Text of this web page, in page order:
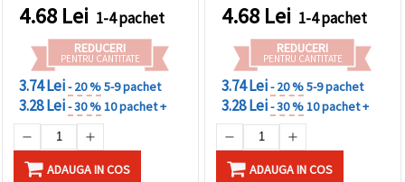
4.68 Lei 1-4 pachet
REDUCERI
PENTRU CANTITATE
3.74 Lei- 20 %5-9 pachet
3.28 Lei- 30 %10 pachet +
ADAUGA IN COS
4.68 Lei 1-4 pachet
REDUCERI
PENTRU CANTITATE
3.74 Lei- 20 %5-9 pachet
3.28 Lei- 30 %10 pachet +
ADAUGA IN COS